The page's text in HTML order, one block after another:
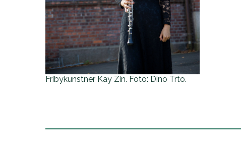
Fribykunstner Kay Zin. Foto: Dino Trto.